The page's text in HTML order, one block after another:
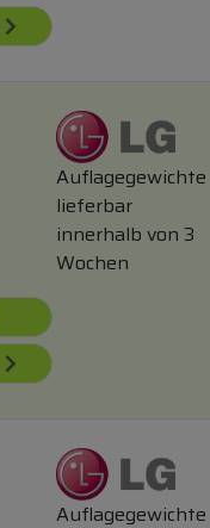
Auflagegewichte
lieferbar
innerhalb von 3
Wochen
Auflagegewichte